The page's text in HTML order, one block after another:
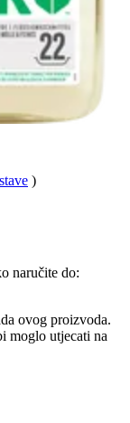
)
naručite do:
ovog proizvoda.
moglo utjecati na